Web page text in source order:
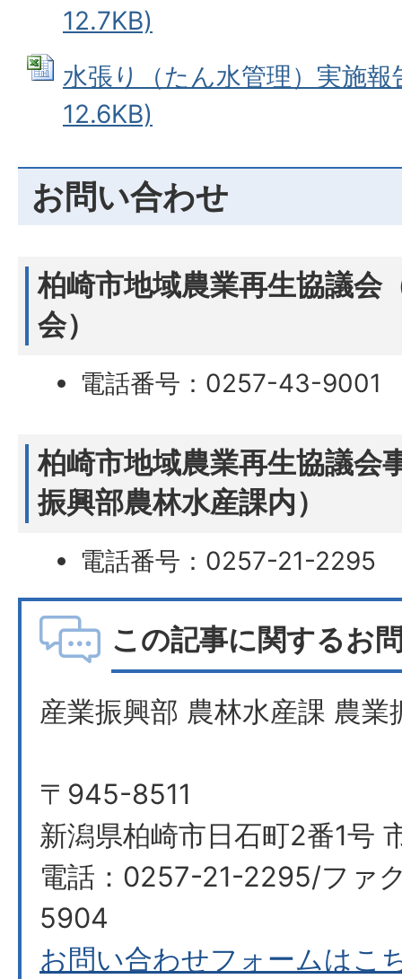
12.7KB)
水張り（たん水管理）実施
12.6KB)
お問い合わせ
柏崎市地域農業再生協議会
会）
電話番号：0257-43-9001
柏崎市地域農業再生協議会
振興部農林水産課内）
電話番号：0257-21-2295
この記事に関するお
産業振興部 農林水産課 農業
〒945-8511
新潟県柏崎市日石町2番1号
電話：0257-21-2295/ファ
5904
お問い合わせフォームはこ